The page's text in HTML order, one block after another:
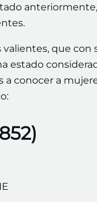
que
conocer a